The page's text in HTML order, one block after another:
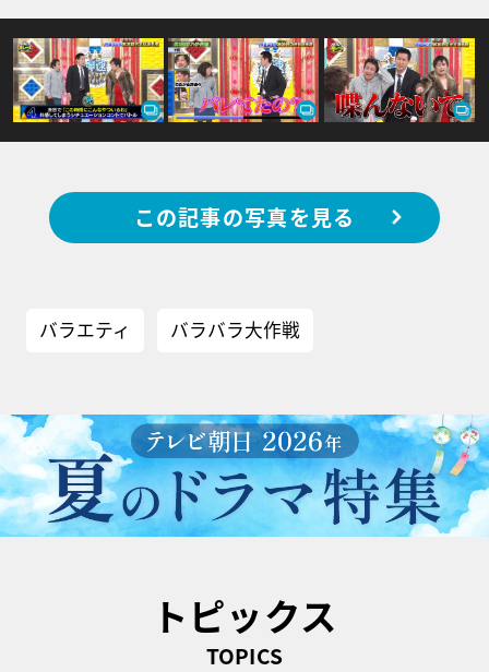
この記事の写真を見る
バラエティ バラバラ大作戦
トピックス
TOPICS